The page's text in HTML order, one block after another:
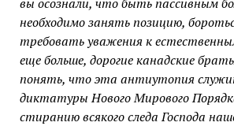
необходимо занять позицию,
требовать уважения к
еще больше, дорогие канадские
понять, что эта антиутопия
диктатуры Нового Мирового
стиранию всякого следа Господа